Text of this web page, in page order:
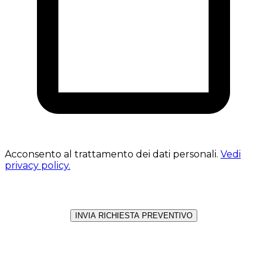
Acconsento al trattamento dei dati personali. Vedi
privacy policy.
INVIA RICHIESTA PREVENTIVO